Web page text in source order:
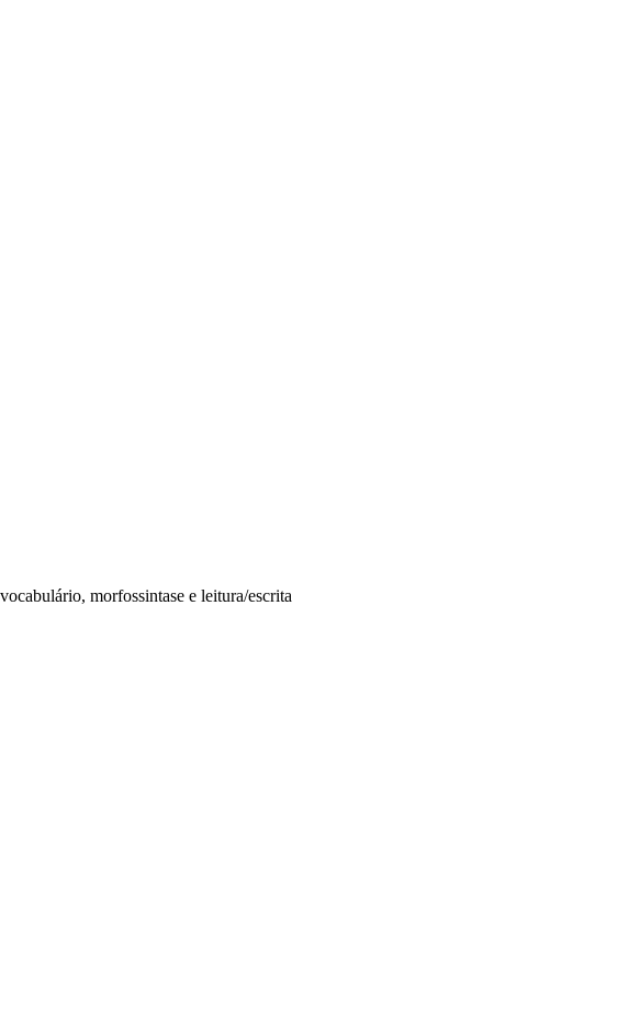
morfossintase e leitura/escrita